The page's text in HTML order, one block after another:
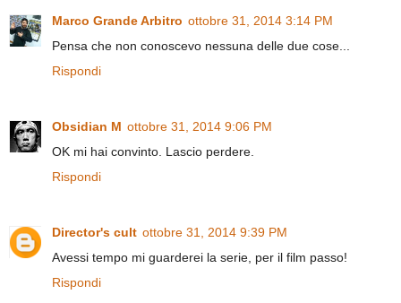
Marco Grande Arbitro ottobre 31, 2014 3:14 PM
Pensa che non conoscevo nessuna delle due cose...
Rispondi
Obsidian M ottobre 31, 2014 9:06 PM
OK mi hai convinto. Lascio perdere.
Rispondi
Director's cult ottobre 31, 2014 9:39 PM
Avessi tempo mi guarderei la serie, per il film passo!
Rispondi